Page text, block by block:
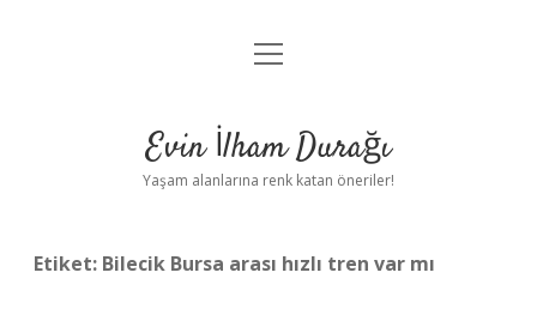
Anasayfa
Yasal Uyarı
menüyü
Evin İlham Durağı
Yaşam alanlarına renk katan öneriler!
Etiket: Bilecik Bursa arası hızlı tren var mı